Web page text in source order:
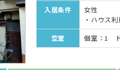
入居条件
女性
・ハウス
空室
個室：1